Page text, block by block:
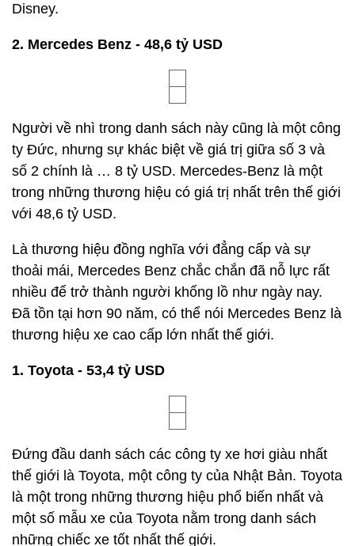
Disney.
2. Mercedes Benz - 48,6 tỷ USD
Người về nhì trong danh sách này cũng là một công
ty Đức, nhưng sự khác biệt về giá trị giữa số 3 và
số 2 chính là … 8 tỷ USD. Mercedes-Benz là một
trong những thương hiệu có giá trị nhất trên thế giới
với 48,6 tỷ USD.
Là thương hiệu đồng nghĩa với đẳng cấp và sự
thoải mái, Mercedes Benz chắc chắn đã nỗ lực rất
nhiều để trở thành người khổng lồ như ngày nay.
Đã tồn tại hơn 90 năm, có thể nói Mercedes Benz là
thương hiệu xe cao cấp lớn nhất thế giới.
1. Toyota - 53,4 tỷ USD
Đứng đầu danh sách các công ty xe hơi giàu nhất
thế giới là Toyota, một công ty của Nhật Bản. Toyota
là một trong những thương hiệu phổ biến nhất và
một số mẫu xe của Toyota nằm trong danh sách
những chiếc xe tốt nhất thế giới.